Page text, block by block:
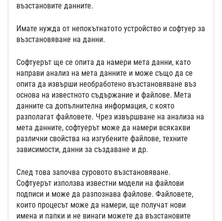
възстановите данните.
Имате нужда от непокътнатото устройство и софтуер за
възстановяване на данни.
Софтуерът ще се опита да намери мета данни, като
направи анализ на мета данните и може също да се
опита да извърши необработено възстановяване въз
основа на известното съдържание и файлове. Мета
данните са допълнителна информация, с която
разполагат файловете. Чрез извършване на анализа на
мета данните, софтуерът може да намери всякакви
различни свойства на изгубените файлове, техните
зависимости, данни за създаване и др.
След това започва суровото възстановяване.
Софтуерът използва известни модели на файлови
подписи и може да разпознава файлове. Файловете,
които процесът може да намери, ще получат нови
имена и папки и не винаги можете да възстановите